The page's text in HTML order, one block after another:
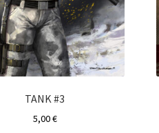
TANK #3
5,00€